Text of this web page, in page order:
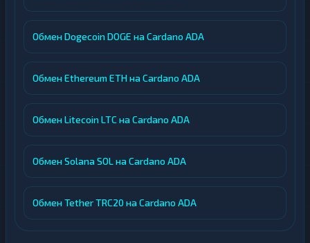
Обмен Dogecoin DOGE на Cardano ADA
Обмен Ethereum ETH на Cardano ADA
Обмен Litecoin LTC на Cardano ADA
Обмен Solana SOL на Cardano ADA
Обмен Tether TRC20 на Cardano ADA